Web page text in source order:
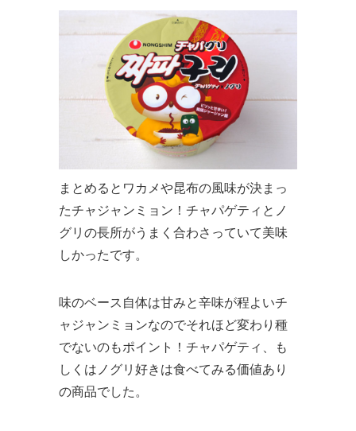
まとめるとワカメや昆布の風味が決まっ
たチャジャンミョン！チャパゲティとノ
グリの長所がうまく合わさっていて美味
しかったです。
味のベース自体は甘みと辛味が程よいチ
ャジャンミョンなのでそれほど変わり種
でないのもポイント！チャパゲティ、も
しくはノグリ好きは食べてみる価値あり
の商品でした。